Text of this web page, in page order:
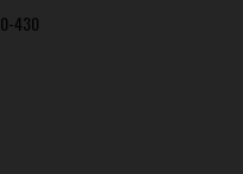
430